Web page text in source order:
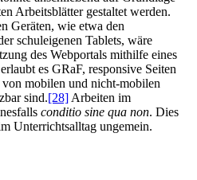
Arbeitsblätter gestaltet werden.
Geräten, wie etwa den
schuleigenen Tablets, wäre
des Webportals mithilfe eines
es GRaF, responsive Seiten
mobilen und nicht-mobilen
sind.[28] Arbeiten im
conditio sine qua non. Dies
Unterrichtsalltag ungemein.